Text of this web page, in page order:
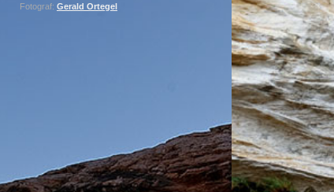
Fotograf: Gerald Ortegel